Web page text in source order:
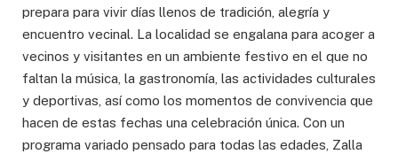
prepara para vivir días llenos de tradición, alegría y
encuentro vecinal. La localidad se engalana para acoger a
vecinos y visitantes en un ambiente festivo en el que no
faltan la música, la gastronomía, las actividades culturales
y deportivas, así como los momentos de convivencia que
hacen de estas fechas una celebración única. Con un
programa variado pensado para todas las edades, Zalla